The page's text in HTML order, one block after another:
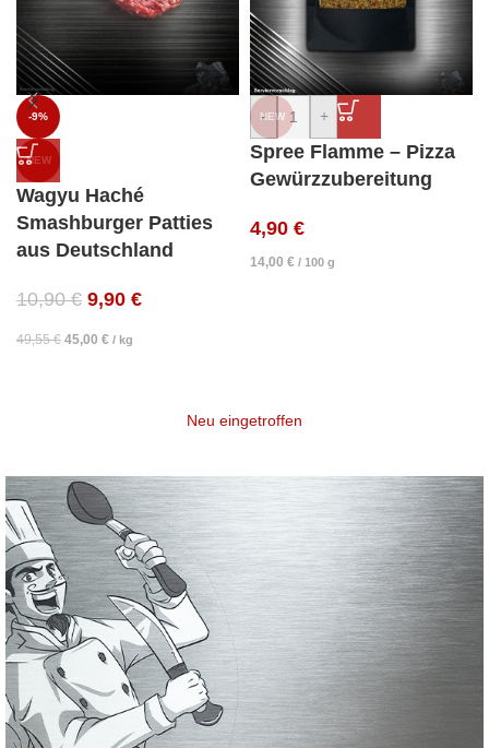
-9%
NEW
Wagyu Haché
Smashburger Patties
aus Deutschland
10,90€ 9,90 €
49,55€ 45,00 € / kg
NEW
- +
Spree Flamme – Pizza
Gewürzzubereitung
4,90 €
14,00 € / 100 g
Neu eingetroffen